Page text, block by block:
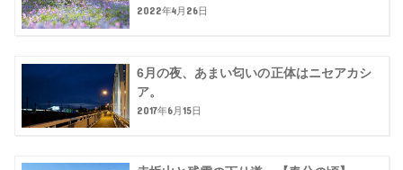
2022年4月26日
6月の夜、あまい匂いの正体はニセアカシ
ア。
2017年6月15日